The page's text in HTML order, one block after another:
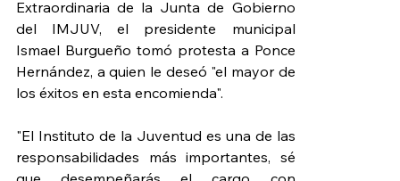
Extraordinaria de la Junta de Gobierno
del IMJUV, el presidente municipal
Ismael Burgueño tomó protesta a Ponce
Hernández, a quien le deseó "el mayor de
los éxitos en esta encomienda".
"El Instituto de la Juventud es una de las
responsabilidades más importantes, sé